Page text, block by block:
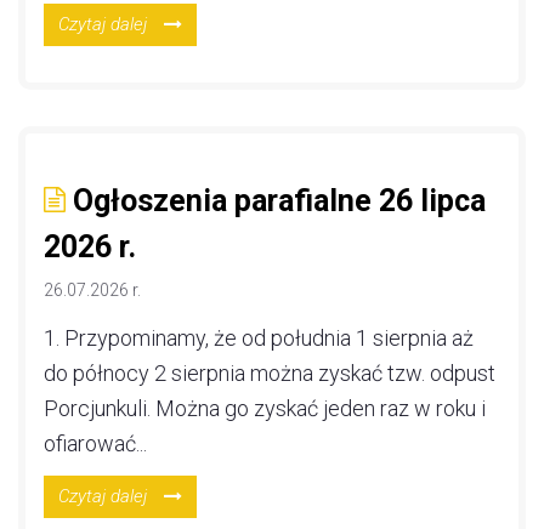
Czytaj dalej
Ogłoszenia parafialne 26 lipca
2026 r.
26.07.2026 r.
1. Przypominamy, że od południa 1 sierpnia aż
do północy 2 sierpnia można zyskać tzw. odpust
Porcjunkuli. Można go zyskać jeden raz w roku i
ofiarować...
Czytaj dalej